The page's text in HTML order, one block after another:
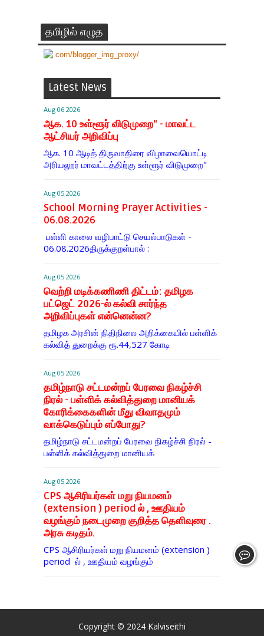
தமிழில் எழுத
Latest News
Aug 06 2026
ஆக. 10 உள்ளூர் விடுமுறை" - மாவட்ட
ஆட்சியர் அறிவிப்பு
ஆக. 10 ஆடித் திருவாதிரை விழாவையொட்டி
அரியலூர் மாவட்டத்திற்கு உள்ளூர் விடுமுறை"
Aug 05 2026
School Morning Prayer Activities -
06.08.2026
பள்ளி காலை வழிபாட்டு செயல்பாடுகள் -
06.08.2026திருக்குறள்பால் :
Aug 05 2026
வெற்றி மடிக்கணிணி திட்டம்: தமிழக
பட்ஜெட் 2026-ல் கல்வி சார்ந்த
அறிவிப்புகள் என்னென்ன?
தமிழக அரசின் நிதிநிலை அறிக்கையில் பள்ளிக்
கல்வித் துறைக்கு ரூ.44,527 கோடி
Aug 05 2026
தமிழ்நாடு சட்டமன்றப் பேரவை நிகழ்ச்சி
நிரல் - பள்ளிக் கல்வித்துறை மானியக்
கோரிக்கைகளின் மீது விவாதமும்
வாக்கெடுப்பும் எப்போது?
தமிழ்நாடு சட்டமன்றப் பேரவை நிகழ்ச்சி நிரல் -
பள்ளிக் கல்வித்துறை மானியக்
Aug 05 2026
CPS ஆசிரியர்கள் மறு நியமனம்
(extension ) period ல் , ஊதியம்
வழங்கும் நடைமுறை குறித்த தெளிவுரை .
அரசு கடிதம்.
CPS ஆசிரியர்கள் மறு நியமனம் (extension )
period ல் , ஊதியம் வழங்கும்
Copyright © 2024 Kalviseithi